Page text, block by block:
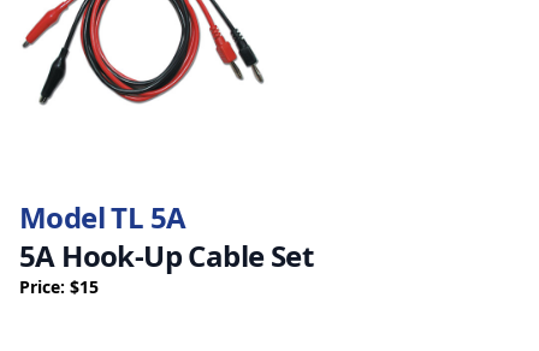
Model TL 5A
5A Hook-Up Cable Set
Price: $15